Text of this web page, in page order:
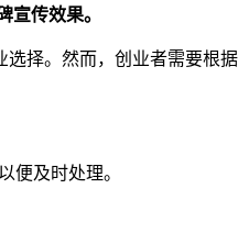
传效果。
择。然而，创业者需要根
便及时处理。